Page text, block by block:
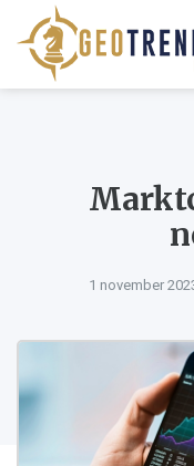
1 november